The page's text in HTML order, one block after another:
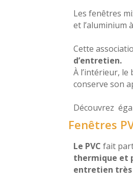
Les fenêtres
et l’aluminium
Cette
d’entretien.
À l’intérieur,
conserve son
Découvrez
Fenêtres
Le PVCfait
thermique et
entretien très